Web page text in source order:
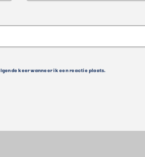
keer wanneer ik een reactie plaats.